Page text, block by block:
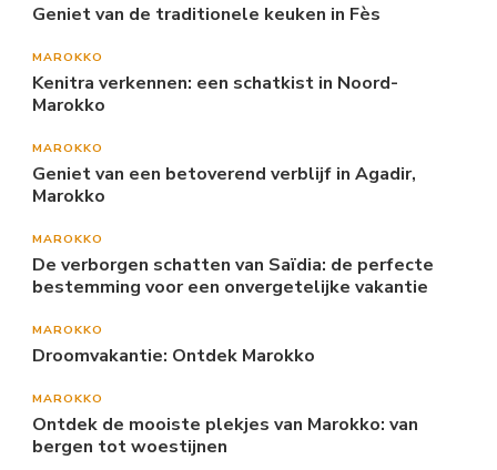
Geniet van de traditionele keuken in Fès
MAROKKO
Kenitra verkennen: een schatkist in Noord-
Marokko
MAROKKO
Geniet van een betoverend verblijf in Agadir,
Marokko
MAROKKO
De verborgen schatten van Saïdia: de perfecte
bestemming voor een onvergetelijke vakantie
MAROKKO
Droomvakantie: Ontdek Marokko
MAROKKO
Ontdek de mooiste plekjes van Marokko: van
bergen tot woestijnen